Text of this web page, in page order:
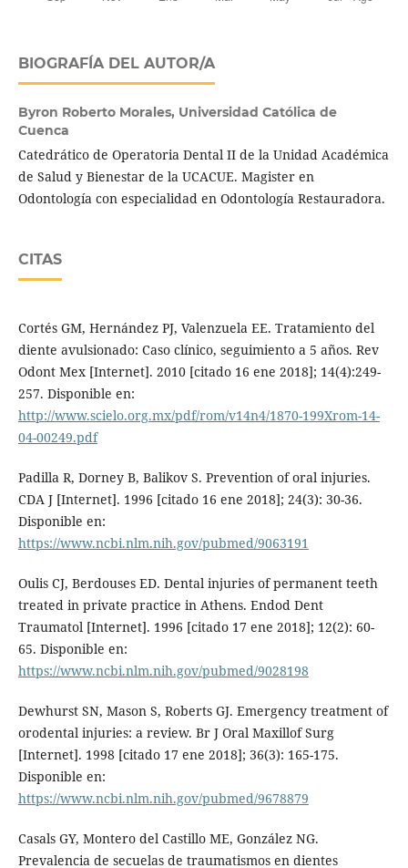
BIOGRAFÍA DEL AUTOR/A
Byron Roberto Morales, Universidad Católica de
Cuenca
Catedrático de Operatoria Dental II de la Unidad Académica
de Salud y Bienestar de la UCACUE. Magister en
Odontología con especialidad en Odontología Restauradora.
CITAS
Cortés GM, Hernández PJ, Valenzuela EE. Tratamiento del
diente avulsionado: Caso clínico, seguimiento a 5 años. Rev
Odont Mex [Internet]. 2010 [citado 16 ene 2018]; 14(4):249-
257. Disponible en:
http://www.scielo.org.mx/pdf/rom/v14n4/1870-199Xrom-14-
04-00249.pdf
Padilla R, Dorney B, Balikov S. Prevention of oral injuries.
CDA J [Internet]. 1996 [citado 16 ene 2018]; 24(3): 30-36.
Disponible en:
https://www.ncbi.nlm.nih.gov/pubmed/9063191
Oulis CJ, Berdouses ED. Dental injuries of permanent teeth
treated in private practice in Athens. Endod Dent
Traumatol [Internet]. 1996 [citado 17 ene 2018]; 12(2): 60-
65. Disponible en:
https://www.ncbi.nlm.nih.gov/pubmed/9028198
Dewhurst SN, Mason S, Roberts GJ. Emergency treatment of
orodental injuries: a review. Br J Oral Maxillof Surg
[Internet]. 1998 [citado 17 ene 2018]; 36(3): 165-175.
Disponible en:
https://www.ncbi.nlm.nih.gov/pubmed/9678879
Casals GY, Montero del Castillo ME, González NG.
Prevalencia de secuelas de traumatismos en dientes